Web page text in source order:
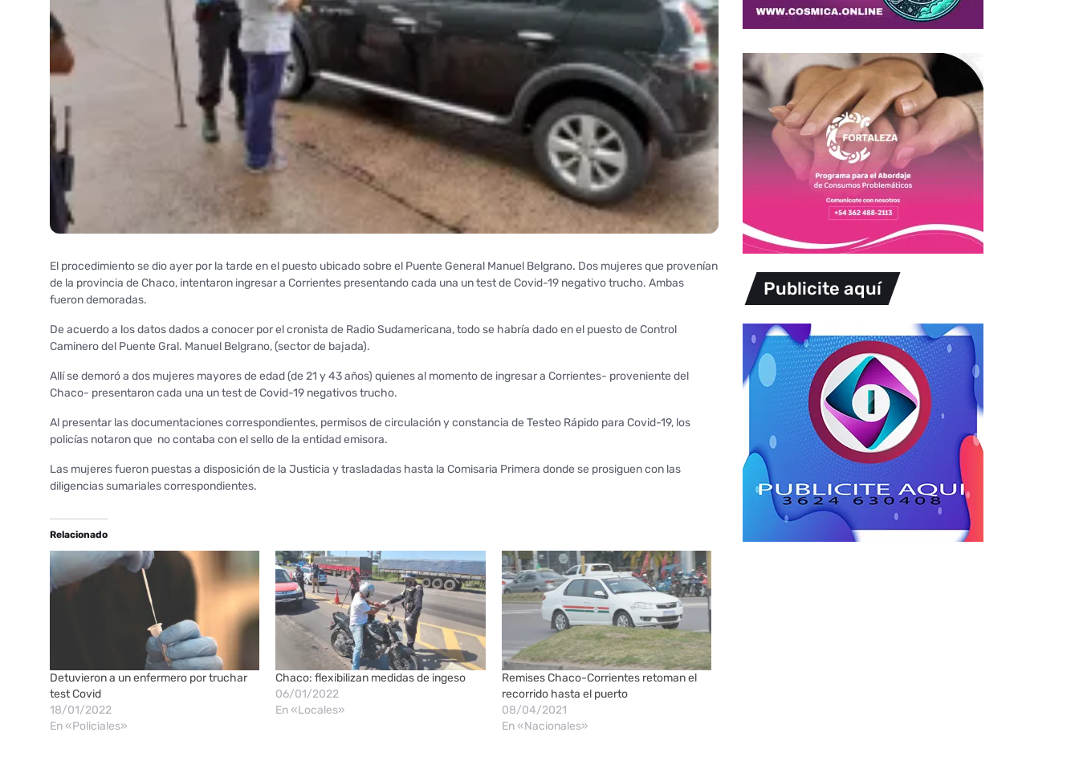
El procedimiento se dio ayer por la tarde en el puesto ubicado sobre el Puente General Manuel Belgrano. Dos mujeres que provenían
de la provincia de Chaco, intentaron ingresar a Corrientes presentando cada una un test de Covid-19 negativo trucho. Ambas
fueron demoradas.
De acuerdo a los datos dados a conocer por el cronista de Radio Sudamericana, todo se habría dado en el puesto de Control
Caminero del Puente Gral. Manuel Belgrano, (sector de bajada).
Allí se demoró a dos mujeres mayores de edad (de 21 y 43 años) quienes al momento de ingresar a Corrientes- proveniente del
Chaco- presentaron cada una un test de Covid-19 negativos trucho.
Al presentar las documentaciones correspondientes, permisos de circulación y constancia de Testeo Rápido para Covid-19, los
policías notaron que no contaba con el sello de la entidad emisora.
Las mujeres fueron puestas a disposición de la Justicia y trasladadas hasta la Comisaria Primera donde se prosiguen con las
diligencias sumariales correspondientes.
Relacionado
Detuvieron a un enfermero por truchar
test Covid
18/01/2022
En «Policiales»
Chaco: flexibilizan medidas de ingeso
06/01/2022
En «Locales»
Remises Chaco-Corrientes retoman el
recorrido hasta el puerto
08/04/2021
En «Nacionales»
Publicite aquí